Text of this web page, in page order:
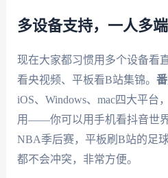
多设备支持，一人多
现在大家都习惯用多个设备看
看央视频、平板看B站集锦。
iOS、Windows、mac四大平台
用——你可以用手机看抖音世
NBA季后赛，平板刷B站的足
都不会冲突，非常方便。